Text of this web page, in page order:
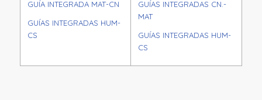
GUÍA INTEGRADA MAT-CN
GUÍAS INTEGRADAS HUM-
CS
GUÍAS INTEGRADAS CN.-
MAT
GUÍAS INTEGRADAS HUM-
CS